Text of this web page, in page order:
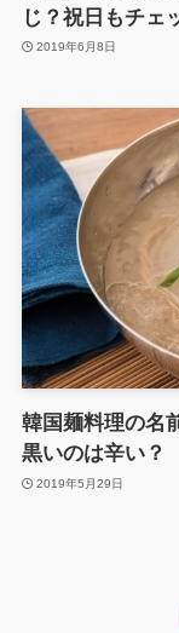
じ？祝日もチェ
2019年6月8日
韓国麺料理の名
黒いのは辛い？
2019年5月29日